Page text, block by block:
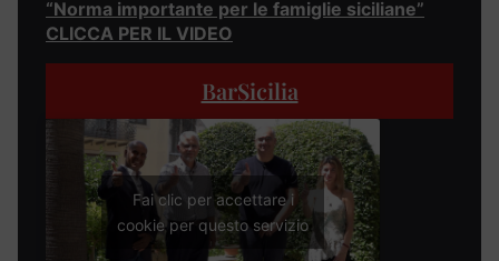
“Norma importante per le famiglie siciliane”
CLICCA PER IL VIDEO
BarSicilia
Fai clic per accettare i
cookie per questo servizio